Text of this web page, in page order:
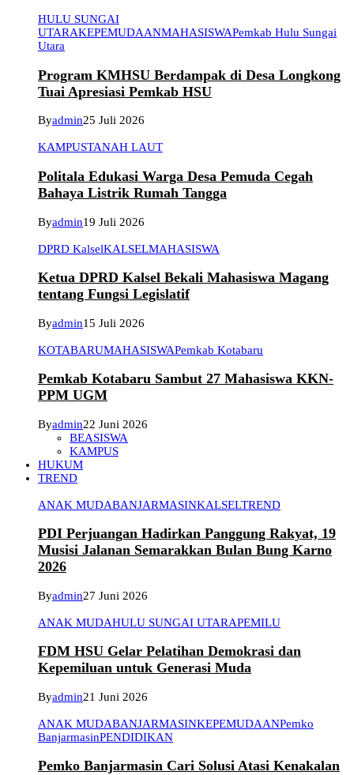
HULU SUNGAI
UTARAKEPEMUDAANMAHASISWAPemkab Hulu Sungai
Utara
Program KMHSU Berdampak di Desa Longkong
Tuai Apresiasi Pemkab HSU
Byadmin25 Juli 2026
KAMPUSTANAH LAUT
Politala Edukasi Warga Desa Pemuda Cegah
Bahaya Listrik Rumah Tangga
Byadmin19 Juli 2026
DPRD KalselKALSELMAHASISWA
Ketua DPRD Kalsel Bekali Mahasiswa Magang
tentang Fungsi Legislatif
Byadmin15 Juli 2026
KOTABARUMAHASISWAPemkab Kotabaru
Pemkab Kotabaru Sambut 27 Mahasiswa KKN-
PPM UGM
Byadmin22 Juni 2026
BEASISWA
KAMPUS
HUKUM
TREND
ANAK MUDABANJARMASINKALSELTREND
PDI Perjuangan Hadirkan Panggung Rakyat, 19
Musisi Jalanan Semarakkan Bulan Bung Karno
2026
Byadmin27 Juni 2026
ANAK MUDAHULU SUNGAI UTARAPEMILU
FDM HSU Gelar Pelatihan Demokrasi dan
Kepemiluan untuk Generasi Muda
Byadmin21 Juni 2026
ANAK MUDABANJARMASINKEPEMUDAANPemko
BanjarmasinPENDIDIKAN
Pemko Banjarmasin Cari Solusi Atasi Kenakalan